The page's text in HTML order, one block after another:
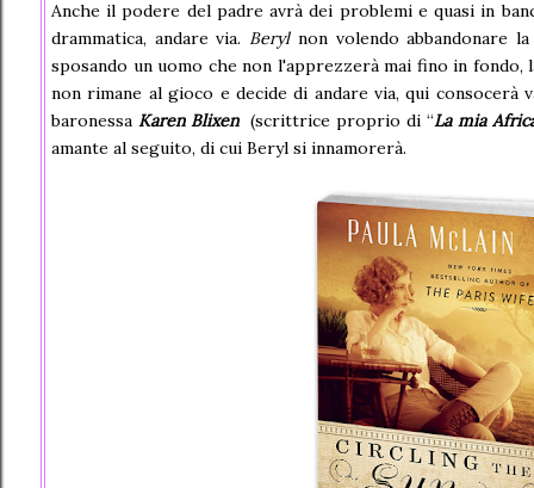
Anche il podere del padre avrà dei problemi e quasi in
drammatica, andare via. Berylnon volendo abbandonare
sposando un uomo che non l'apprezzerà mai fino in
non rimane al gioco e decide di andare via, qui
baronessa Karen Blixen (scrittrice proprio di “La mia
amante al seguito, di cui Beryl si innamorerà.